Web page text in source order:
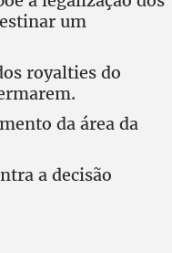
um
royalties do
da área da
a decisão